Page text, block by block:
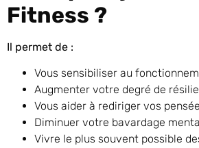
Fitness ?
Il permet de :
Vous sensibiliser au
Augmenter votre degré de
Vous aider à rediriger vos
Diminuer votre bavardage
Vivre le plus souvent possible